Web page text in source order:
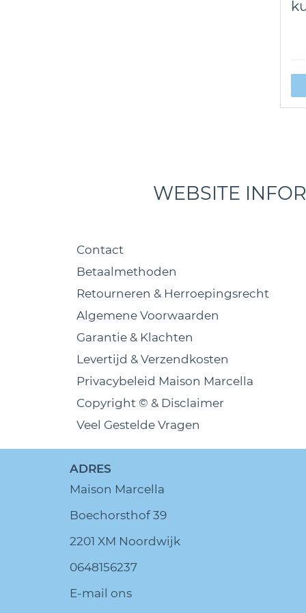
WEBSITE
Contact
Betaalmethoden
Retourneren & Herroepingsrecht
Algemene Voorwaarden
Garantie & Klachten
Levertijd & Verzendkosten
Privacybeleid Maison Marcella
Copyright © & Disclaimer
Veel Gestelde Vragen
ADRES
Maison Marcella
Boechorsthof 39
2201 XM Noordwijk
0648156237
E-mail ons